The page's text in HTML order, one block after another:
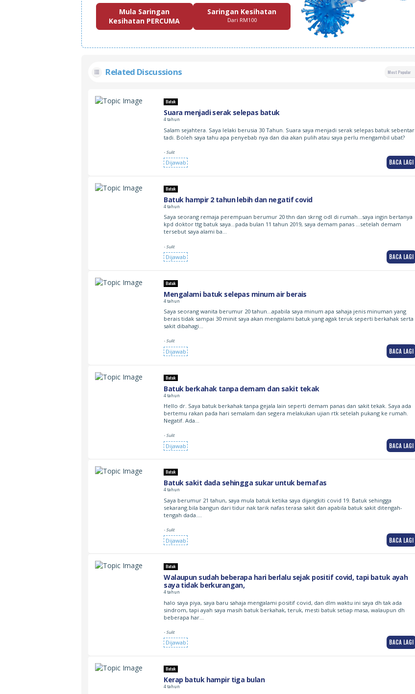
Mula Saringan
Kesihatan PERCUMA
Saringan Kesihatan
Dari RM100
Related Discussions Most Popular
Batuk
Suara menjadi serak selepas batuk
4 tahun
Salam sejahtera. Saya lelaki berusia 30 Tahun. Suara saya menjadi serak selepas batuk sebentar
tadi. Boleh saya tahu apa penyebab nya dan dia akan pulih atau saya perlu mengambil ubat?
- Sulit
Dijawab BACA LAGI
Batuk
Batuk hampir 2 tahun lebih dan negatif covid
4 tahun
Saya seorang remaja perempuan berumur 20 thn dan skrng odl di rumah…saya ingin bertanya
kpd doktor ttg batuk saya…pada bulan 11 tahun 2019, saya demam panas …setelah demam
tersebut saya alami ba…
- Sulit
Dijawab BACA LAGI
Batuk
Mengalami batuk selepas minum air berais
4 tahun
Saya seorang wanita berumur 20 tahun…apabila saya minum apa sahaja jenis minuman yang
berais tidak sampai 30 minit saya akan mengalami batuk yang agak teruk seperti berkahak serta
sakit dibahagi…
- Sulit
Dijawab BACA LAGI
Batuk
Batuk berkahak tanpa demam dan sakit tekak
4 tahun
Hello dr. Saya batuk berkahak tanpa gejala lain seperti demam panas dan sakit tekak. Saya ada
bertemu rakan pada hari semalam dan segera melakukan ujian rtk setelah pukang ke rumah.
Negatif. Ada…
- Sulit
Dijawab BACA LAGI
Batuk
Batuk sakit dada sehingga sukar untuk bernafas
4 tahun
Saya berumur 21 tahun, saya mula batuk ketika saya dijangkiti covid 19. Batuk sehingga
sekarang.bila bangun dari tidur nak tarik nafas terasa sakit dan apabila batuk sakit ditengah-
tengah dada.…
- Sulit
Dijawab BACA LAGI
Batuk
Walaupun sudah beberapa hari berlalu sejak positif covid, tapi batuk ayah
saya tidak berkurangan,
4 tahun
halo saya piya, saya baru sahaja mengalami positif covid, dan dlm waktu ini saya dh tak ada
sindrom, tapi ayah saya masih batuk berkahak, teruk, mesti batuk setiap masa, walaupun dh
beberapa har…
- Sulit
Dijawab BACA LAGI
Batuk
Kerap batuk hampir tiga bulan
4 tahun